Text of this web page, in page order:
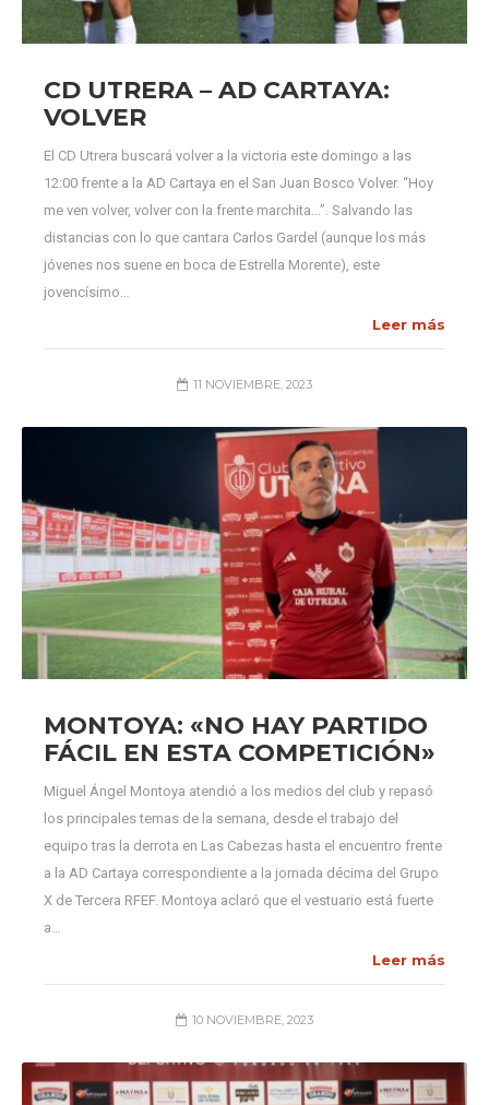
CD UTRERA – AD CARTAYA:
VOLVER
El CD Utrera buscará volver a la victoria este domingo a las
12:00 frente a la AD Cartaya en el San Juan Bosco Volver. “Hoy
me ven volver, volver con la frente marchita…”. Salvando las
distancias con lo que cantara Carlos Gardel (aunque los más
jóvenes nos suene en boca de Estrella Morente), este
jovencísimo…
Leer más
11 NOVIEMBRE, 2023
MONTOYA: «NO HAY PARTIDO
FÁCIL EN ESTA COMPETICIÓN»
Miguel Ángel Montoya atendió a los medios del club y repasó
los principales temas de la semana, desde el trabajo del
equipo tras la derrota en Las Cabezas hasta el encuentro frente
a la AD Cartaya correspondiente a la jornada décima del Grupo
X de Tercera RFEF. Montoya aclaró que el vestuario está fuerte
a…
Leer más
10 NOVIEMBRE, 2023